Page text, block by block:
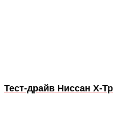
Тест-драйв Ниссан Х-